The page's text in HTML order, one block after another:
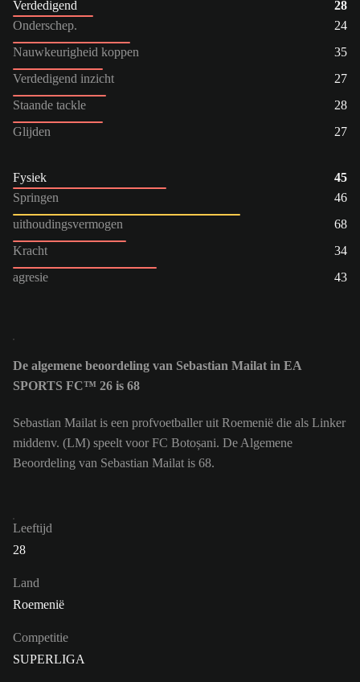
Verdedigend
28
Onderschep.
24
Nauwkeurigheid koppen
35
Verdedigend inzicht
27
Staande tackle
28
Glijden
27
Fysiek
45
Springen
46
uithoudingsvermogen
68
Kracht
34
agresie
43
De algemene beoordeling van Sebastian Mailat in EA
SPORTS FC™ 26 is 68
Sebastian Mailat is een profvoetballer uit Roemenië die als Linker
middenv. (LM) speelt voor FC Botoșani. De Algemene
Beoordeling van Sebastian Mailat is 68.
Leeftijd
28
Land
Roemenië
Competitie
SUPERLIGA